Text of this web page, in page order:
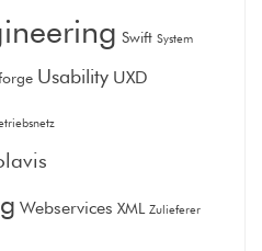
Swift System
Usability UXD
Webservices XML Zulieferer